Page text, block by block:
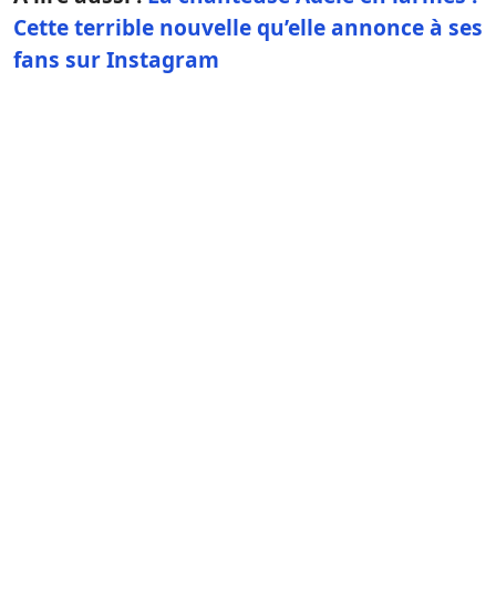
Cette terrible nouvelle qu’elle annonce à ses
fans sur Instagram